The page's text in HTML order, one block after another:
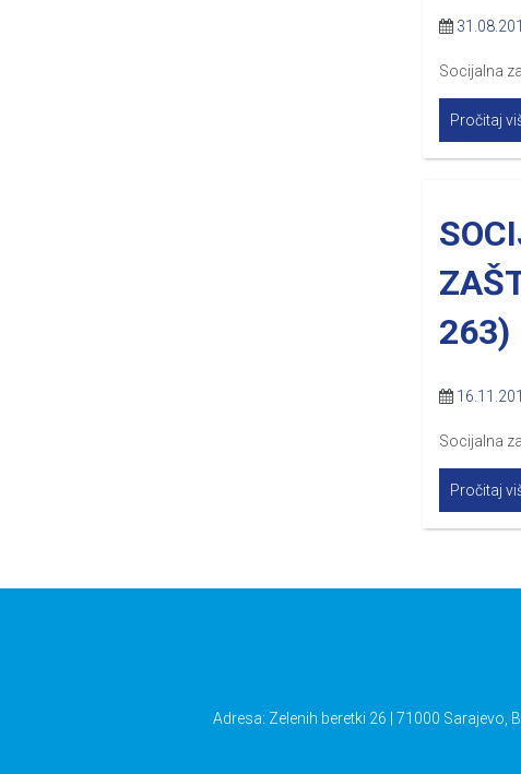
Socijalna
Pročitaj
263)
Socijalna
Pročitaj
Adresa: Zelenih beretki 26 | 71000 Sarajevo,